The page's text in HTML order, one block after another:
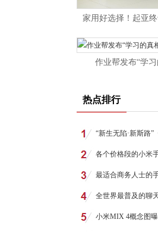
家用好选择！起亚
作业帮发布“学
热点排行
“新生无陷·新斯路
各个价格段的小米
最适合商务人士的
全世界最普及的聊
小米MIX 4概念图